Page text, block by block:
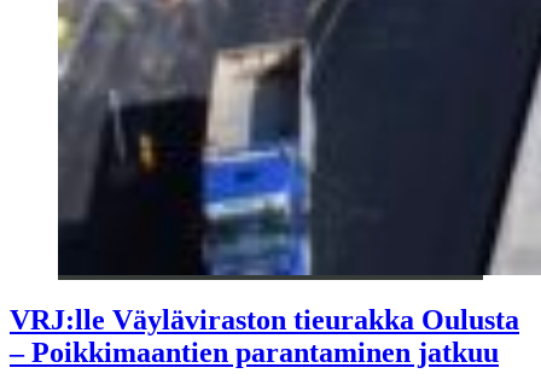
VRJ:lle Väyläviraston tieurakka Oulusta
– Poikkimaantien parantaminen jatkuu